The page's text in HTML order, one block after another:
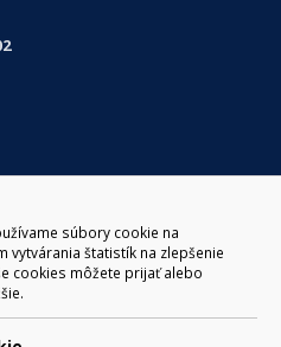
súbory cookie na
vytvárania štatistík na zlepšenie
cookies môžete prijať alebo
1